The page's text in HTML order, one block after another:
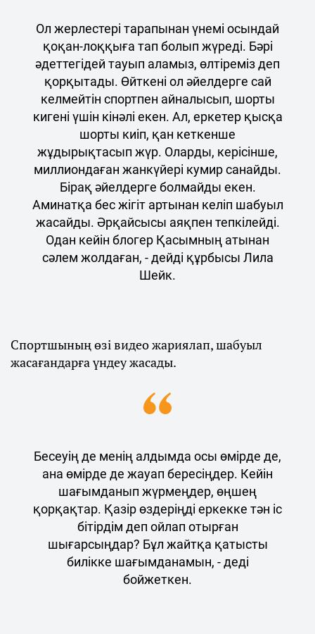
Ол жерлестері тарапынан үнемі осындай
қоқан-лоққыға тап болып жүреді. Бәрі
әдеттегідей тауып аламыз, өлтіреміз деп
қорқытады. Өйткені ол әйелдерге сай
келмейтін спортпен айналысып, шорты
кигені үшін кінәлі екен. Ал, еркетер қысқа
шорты киіп, қан кеткенше
жұдырықтасып жүр. Оларды, керісінше,
миллиондаған жанкүйері кумир санайды.
Бірақ әйелдерге болмайды екен.
Аминатқа бес жігіт артынан келіп шабуыл
жасайды. Әрқайсысы аяқпен тепкілейді.
Одан кейін блогер Қасымның атынан
сәлем жолдаған, - дейді құрбысы Лила
Шейк.
Спортшының өзі видео жариялап, шабуыл
жасағандарға үндеу жасады.
Бесеуің де менің алдымда осы өмірде де,
ана өмірде де жауап бересіңдер. Кейін
шағымданып жүрмеңдер, өңшең
қорқақтар. Қазір өздеріңді еркекке тән іс
бітірдім деп ойлап отырған
шығарсыңдар? Бұл жайтқа қатысты
билікке шағымданамын, - деді
бойжеткен.